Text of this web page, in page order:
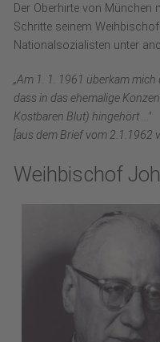
Der Oberhirte von
Schritte seinem
Nationalsozialisten unter
„Am 1. 1. 1961 überkam
dass in das ehemalige
Kostbaren Blut) hingehört ..."
[aus dem Brief vom 2.1.1962
Weihbischof